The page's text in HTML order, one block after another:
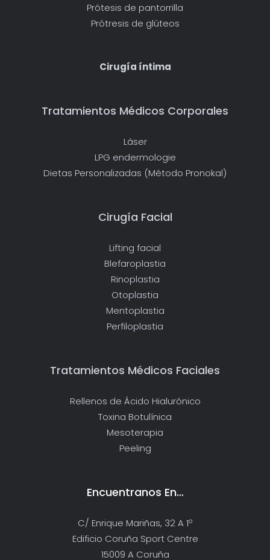
Prótesis de pantorrilla
Prótresis de glúteos
Cirugía íntima
Tratamientos Médicos Corporales
Láser
LPG endermologie
Dietas Personalizadas (Método Pronokal)
Cirugía Facial
Lifting facial
Blefaroplastia
Rinoplastia
Otoplastia
Mentoplastia
Perfiloplastia
Tratamientos Médicos Faciales
Rellenos de Ácido Hialurónico
Toxina Botulínica
Mesoterapia
Peeling
Encuentranos En…
C/ Enrique Mariñas, 32 A 1º
Edificio Coruña Sport Centre
15009 A Coruña